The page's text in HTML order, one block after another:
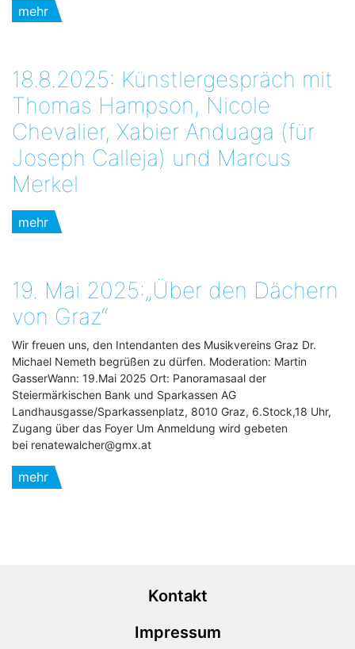
mehr
18.8.2025: Künstlergespräch mit
Thomas Hampson, Nicole
Chevalier, Xabier Anduaga (für
Joseph Calleja) und Marcus
Merkel
mehr
19. Mai 2025:„Über den Dächern
von Graz“
Wir freuen uns, den Intendanten des Musikvereins Graz Dr.
Michael Nemeth begrüßen zu dürfen. Moderation: Martin
GasserWann: 19.Mai 2025 Ort: Panoramasaal der
Steiermärkischen Bank und Sparkassen AG
Landhausgasse/Sparkassenplatz, 8010 Graz, 6.Stock,18 Uhr,
Zugang über das Foyer Um Anmeldung wird gebeten
bei renatewalcher@gmx.at
mehr
Kontakt
Impressum